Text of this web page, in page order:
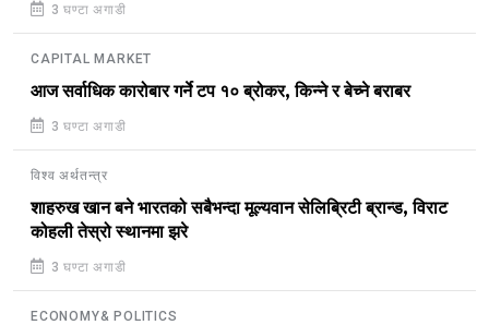
3 घण्टा अगाडी
CAPITAL MARKET
आज सर्वाधिक कारोबार गर्ने टप १० ब्रोकर, किन्ने र बेच्ने बराबर
3 घण्टा अगाडी
विश्व अर्थतन्त्र
शाहरुख खान बने भारतको सबैभन्दा मूल्यवान सेलिब्रिटी ब्रान्ड, विराट
कोहली तेस्रो स्थानमा झरे
3 घण्टा अगाडी
ECONOMY& POLITICS